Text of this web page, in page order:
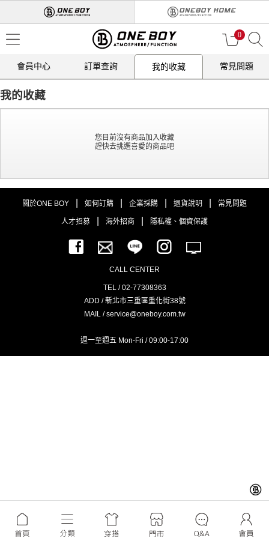
0
會員中心 訂單查詢 我的收藏 常見問題
我的收藏
您目前沒有商品加入收藏
趕快去挑選喜愛的商品吧
關於ONE BOY 如何訂購 企業採購 退貨說明 常見問題
人才招募 海外招商 隱私權、個資保護
CALL CENTER
TEL / 02-77308363
ADD / 新北市三重區重化街38號
MAIL / service@oneboy.com.tw
週一至週五 Mon-Fri / 09:00-17:00